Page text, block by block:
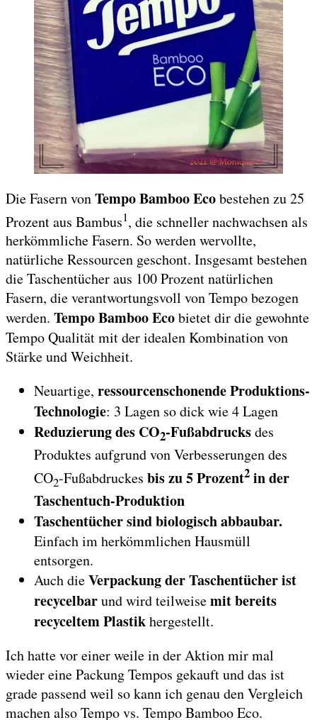
Die Fasern vonTempo Bamboo Ecobestehen zu 25
Prozent aus Bambus1, die schneller nachwachsen als
herkömmliche Fasern. So werden wervollte,
natürliche Ressourcen geschont. Insgesamt bestehen
die Taschentücher aus 100 Prozent natürlichen
Fasern, die verantwortungsvoll von Tempo bezogen
werden. Tempo Bamboo Ecobietet dir die gewohnte
Tempo Qualität mit der idealen Kombination von
Stärke und Weichheit.
Neuartige, ressourcenschonende Produktions-
Technologie: 3 Lagen so dick wie 4 Lagen
Reduzierung des CO2-Fußabdrucksdes
Produktes aufgrund von Verbesserungen des
CO2-Fußabdruckes bis zu 5 Prozent2 in der
Taschentuch-Produktion
Taschentücher sind biologisch abbaubar.
Einfach im herkömmlichen Hausmüll
entsorgen.
Auch dieVerpackung der Taschentücher ist
recycelbarund wird teilweisemit bereits
recyceltem Plastikhergestellt.
Ich hatte vor einer weile in der Aktion mir mal
wieder eine Packung Tempos gekauft und das ist
grade passend weil so kann ich genau den Vergleich
machen also Tempo vs. Tempo Bamboo Eco.